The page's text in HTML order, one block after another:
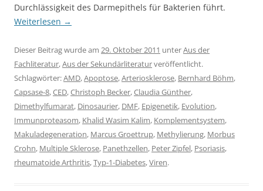
Durchlässigkeit des Darmepithels für Bakterien führt.
Weiterlesen →
Dieser Beitrag wurde am 29. Oktober 2011 unterAus der
Fachliteratur,Aus der Sekundärliteraturveröffentlicht.
Schlagwörter:AMD,Apoptose,Arteriosklerose, Bernhard Böhm,
Capsase-8,CED,Christoph Becker,Claudia Günther,
Dimethylfumarat, Dinosaurier, DMF, Epigenetik, Evolution,
Immunproteasom, Khalid Wasim Kalim, Komplementsystem,
Makuladegeneration, Marcus Groettrup, Methylierung, Morbus
Crohn, Multiple Sklerose, Panethzellen, Peter Zipfel, Psoriasis,
rheumatoide Arthritis,Typ-1-Diabetes,Viren.